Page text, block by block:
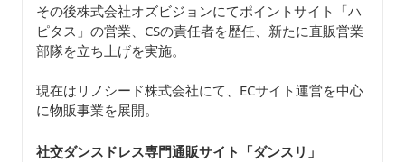
その後株式会社オズビジョンにてポイントサイト「ハ
ピタス」の営業、CSの責任者を歴任、新たに直販営業
部隊を立ち上げを実施。
現在はリノシード株式会社にて、ECサイト運営を中心
に物販事業を展開。
社交ダンスドレス専門通販サイト「ダンスリ 」